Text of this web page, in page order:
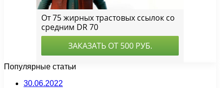
Популярные статьи
30.06.2022